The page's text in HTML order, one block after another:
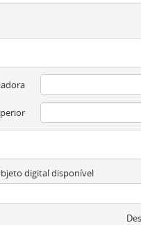
digital disponível